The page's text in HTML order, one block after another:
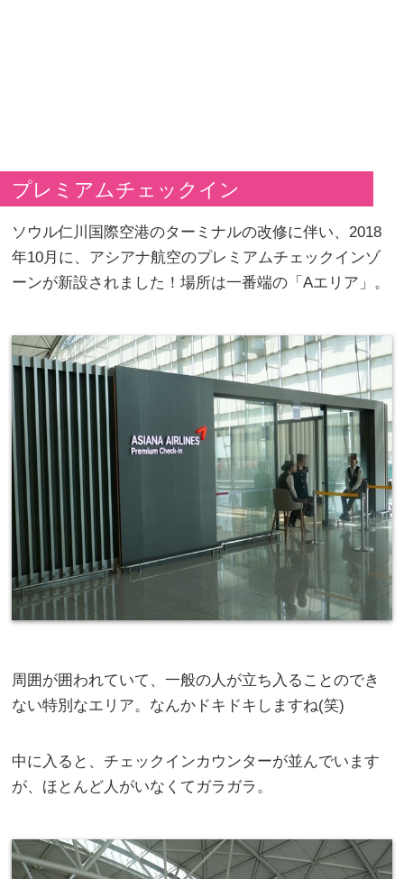
プレミアムチェックイン
ソウル仁川国際空港のターミナルの改修に伴い、2018
年10月に、アシアナ航空のプレミアムチェックインゾ
ーンが新設されました！場所は一番端の「Aエリア」。
周囲が囲われていて、一般の人が立ち入ることのでき
ない特別なエリア。なんかドキドキしますね(笑)
中に入ると、チェックインカウンターが並んでいます
が、ほとんど人がいなくてガラガラ。